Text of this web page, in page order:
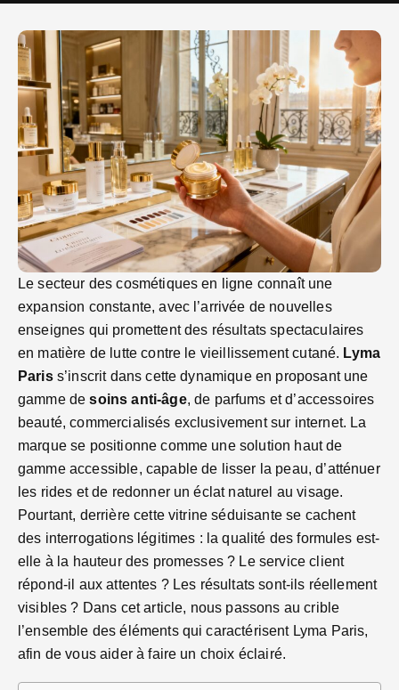
Le secteur des cosmétiques en ligne connaît une
expansion constante, avec l’arrivée de nouvelles
enseignes qui promettent des résultats spectaculaires
en matière de lutte contre le vieillissement cutané. Lyma
Pariss’inscrit dans cette dynamique en proposant une
gamme desoins anti-âge, de parfums et d’accessoires
beauté, commercialisés exclusivement sur internet. La
marque se positionne comme une solution haut de
gamme accessible, capable de lisser la peau, d’atténuer
les rides et de redonner un éclat naturel au visage.
Pourtant, derrière cette vitrine séduisante se cachent
des interrogations légitimes : la qualité des formules est-
elle à la hauteur des promesses ? Le service client
répond-il aux attentes ? Les résultats sont-ils réellement
visibles ? Dans cet article, nous passons au crible
l’ensemble des éléments qui caractérisent Lyma Paris,
afin de vous aider à faire un choix éclairé.